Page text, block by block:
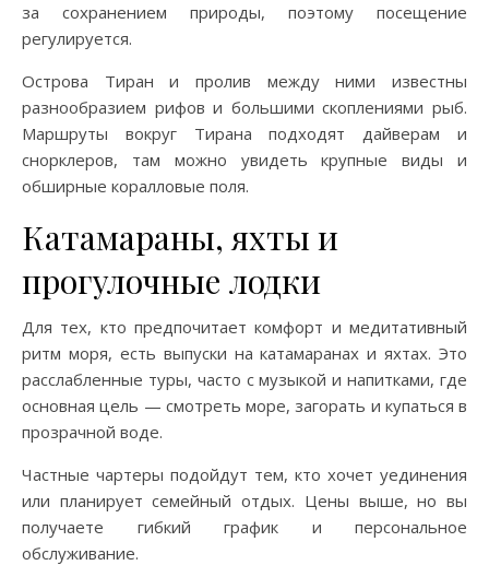
за сохранением природы, поэтому посещение
регулируется.
Острова Тиран и пролив между ними известны
разнообразием рифов и большими скоплениями рыб.
Маршруты вокруг Тирана подходят дайверам и
снорклеров, там можно увидеть крупные виды и
обширные коралловые поля.
Катамараны, яхты и
прогулочные лодки
Для тех, кто предпочитает комфорт и медитативный
ритм моря, есть выпуски на катамаранах и яхтах. Это
расслабленные туры, часто с музыкой и напитками, где
основная цель — смотреть море, загорать и купаться в
прозрачной воде.
Частные чартеры подойдут тем, кто хочет уединения
или планирует семейный отдых. Цены выше, но вы
получаете гибкий график и персональное
обслуживание.